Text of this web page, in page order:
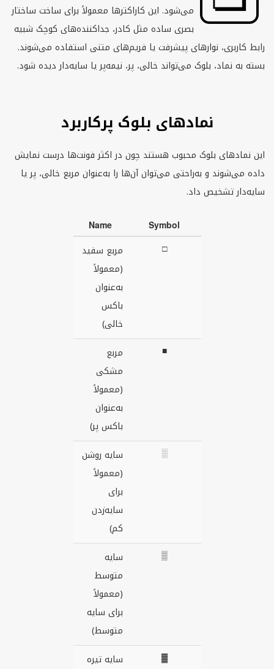
می‌شود. این کاراکترها معمولاً برای ساخت ساختار
بصری ساده مثل کادر، جداکننده‌های کوچک شبیه
رابط کاربری، نوارهای پیشرفت یا فریم‌های متنی استفاده می‌شوند.
بسته به نماد، بلوک می‌تواند خالی، پر، نیمه‌پر یا سایه‌دار دیده شود.
نمادهای بلوک پرکاربرد
این نمادهای بلوک محبوب هستند چون در اکثر فونت‌ها درست نمایش
داده می‌شوند و به‌راحتی می‌توان آن‌ها را به‌عنوان مربع خالی، پر یا
سایه‌دار تشخیص داد.
Symbol
Name
□
مربع سفید
(معمولاً
به‌عنوان
باکس
خالی)
■
مربع
مشکی
(معمولاً
به‌عنوان
باکس پر)
░
سایه روشن
(معمولاً
برای
سایه‌زدن
کم)
▒
سایه
متوسط
(معمولاً
برای سایه
متوسط)
▓
سایه تیره